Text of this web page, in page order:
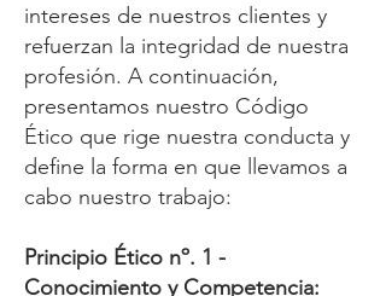
intereses de nuestros clientes y
refuerzan la integridad de nuestra
profesión. A continuación,
presentamos nuestro Código
Ético que rige nuestra conducta y
define la forma en que llevamos a
cabo nuestro trabajo:
Principio Ético nº. 1 -
Conocimiento y Competencia: